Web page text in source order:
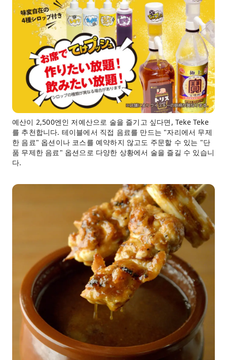
예산이 2,500엔인 저예산으로 술을 즐기고 싶다면, Teke Teke
를 추천합니다. 테이블에서 직접 음료를 만드는 "자리에서 무제
한 음료" 옵션이나 코스를 예약하지 않고도 주문할 수 있는 "단
품 무제한 음료" 옵션으로 다양한 상황에서 술을 즐길 수 있습니
다.